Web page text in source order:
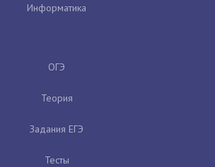
Информатика
ОГЭ
Теория
Задания ЕГЭ
Тесты